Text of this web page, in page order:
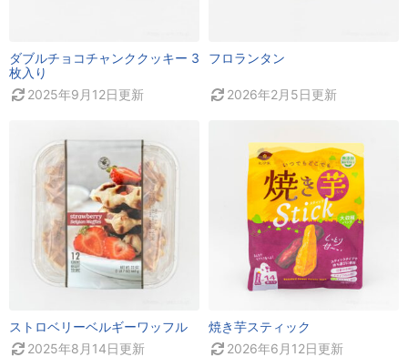
ダブルチョコチャンククッキー 3
枚入り
2025年9月12日更新
フロランタン
2026年2月5日更新
ストロベリーベルギーワッフル
2025年8月14日更新
焼き芋スティック
2026年6月12日更新